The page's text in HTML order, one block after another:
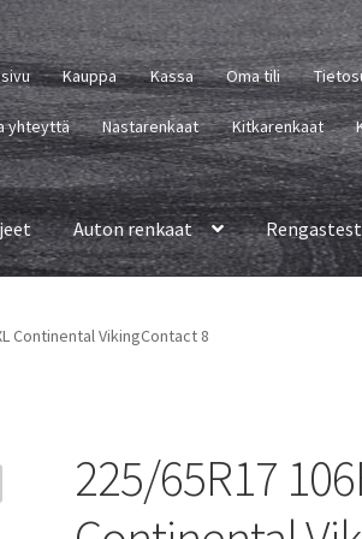
Kauppa Kassa Oma tili
yhteyttä Nastarenkaat Kitkarenkaat
Auton renkaat
Continental VikingContact 8
225/65R17